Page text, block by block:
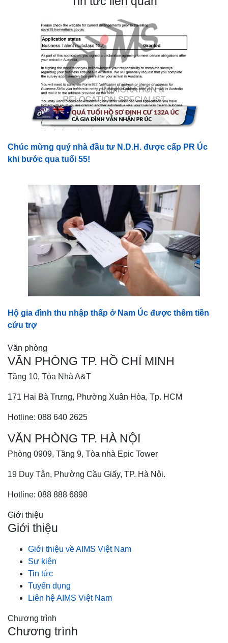
Chúc mừng quý nhà đầu tư N.D.H. được cấp PR Úc
khi bước qua tuổi 55!
Hộ gia đình thu nhập thấp ở Nam Úc được thêm tiền
cứu trợ
Văn phòng
VĂN PHÒNG TP. HỒ CHÍ MINH
Tầng 10, Tòa Nhà A&T
171 Hai Bà Trưng, Phường Xuân Hòa, Tp. HCM
Hotline: 088 640 2625
VĂN PHÒNG TP. HÀ NỘI
Phòng 0909, Tầng 9, Tòa nhà Epic Tower
19 Duy Tân, Phường Cầu Giấy, TP. Hà Nội.
Hotline: 088 888 6898
Giới thiệu
Giới thiệu
Giới thiệu về AIMS Việt Nam
Sự kiện
Tin tức
Tuyển dụng
Liên hệ AIMS Việt Nam
Chương trình
Chương trình